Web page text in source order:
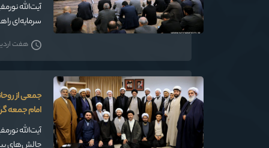
آیت‌الله
سرمایه‌ای
هفت
جمعی از
امام جمعه
آیت‌الله